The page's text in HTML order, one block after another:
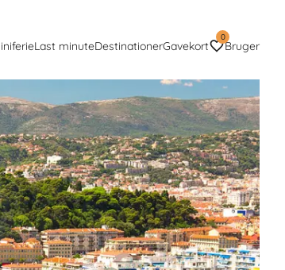
Last minuteDestinationerGavekort
0
Bruger